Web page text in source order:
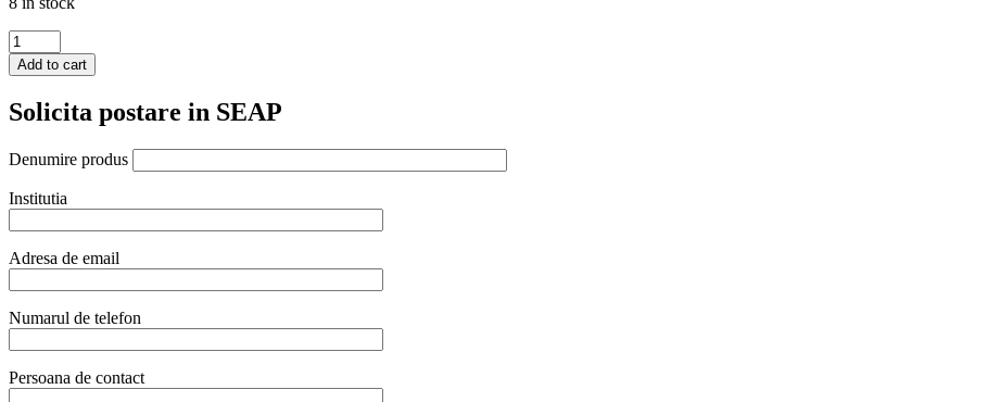
Tigaie
ovala,400x275x(H)35
mm,
Profesional
Add to cart
Solicita postare in SEAP
Denumire produs
Institutia
Adresa de email
Numarul de telefon
Persoana de contact